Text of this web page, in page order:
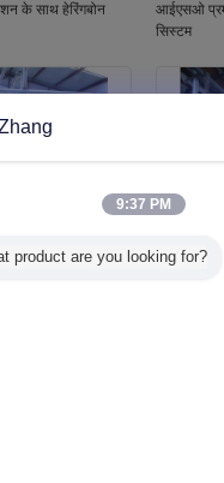
के साथ हेरिंगबोन
आईएसओ
सिस्टम
9:37 PM
product are you looking for?